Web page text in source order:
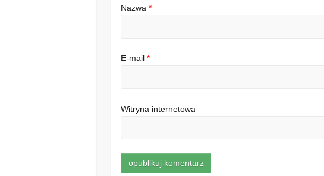
Nazwa*
E-mail*
Witryna internetowa